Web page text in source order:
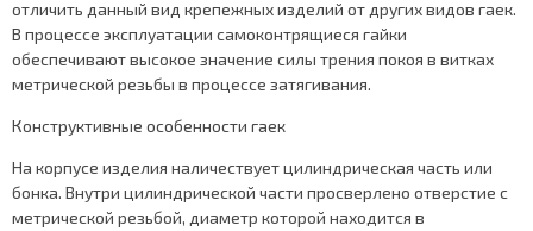
отличить данный вид крепежных изделий от других видов гаек.
В процессе эксплуатации самоконтрящиеся гайки
обеспечивают высокое значение силы трения покоя в витках
метрической резьбы в процессе затягивания.
Конструктивные особенности гаек
На корпусе изделия наличествует цилиндрическая часть или
бонка. Внутри цилиндрической части просверлено отверстие с
метрической резьбой, диаметр которой находится в